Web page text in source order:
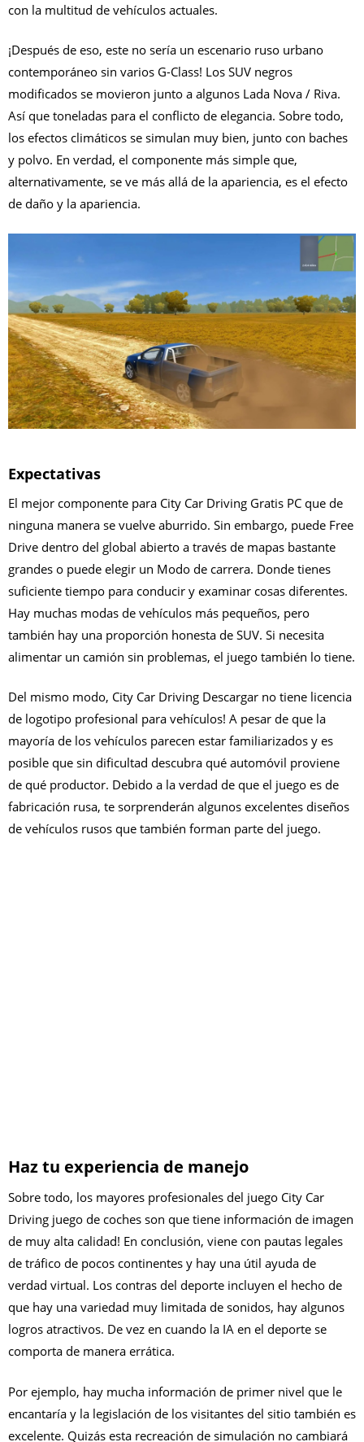
con la multitud de vehículos actuales.
¡Después de eso, este no sería un escenario ruso urbano
contemporáneo sin varios G-Class! Los SUV negros
modificados se movieron junto a algunos Lada Nova / Riva.
Así que toneladas para el conflicto de elegancia. Sobre todo,
los efectos climáticos se simulan muy bien, junto con baches
y polvo. En verdad, el componente más simple que,
alternativamente, se ve más allá de la apariencia, es el efecto
de daño y la apariencia.
Expectativas
El mejor componente para City Car Driving Gratis PC que de
ninguna manera se vuelve aburrido. Sin embargo, puede Free
Drive dentro del global abierto a través de mapas bastante
grandes o puede elegir un Modo de carrera. Donde tienes
suficiente tiempo para conducir y examinar cosas diferentes.
Hay muchas modas de vehículos más pequeños, pero
también hay una proporción honesta de SUV. Si necesita
alimentar un camión sin problemas, el juego también lo tiene.
Del mismo modo, City Car Driving Descargar no tiene licencia
de logotipo profesional para vehículos! A pesar de que la
mayoría de los vehículos parecen estar familiarizados y es
posible que sin dificultad descubra qué automóvil proviene
de qué productor. Debido a la verdad de que el juego es de
fabricación rusa, te sorprenderán algunos excelentes diseños
de vehículos rusos que también forman parte del juego.
Haz tu experiencia de manejo
Sobre todo, los mayores profesionales del juego City Car
Driving juego de coches son que tiene información de imagen
de muy alta calidad! En conclusión, viene con pautas legales
de tráfico de pocos continentes y hay una útil ayuda de
verdad virtual. Los contras del deporte incluyen el hecho de
que hay una variedad muy limitada de sonidos, hay algunos
logros atractivos. De vez en cuando la IA en el deporte se
comporta de manera errática.
Por ejemplo, hay mucha información de primer nivel que le
encantaría y la legislación de los visitantes del sitio también es
excelente. Quizás esta recreación de simulación no cambiará